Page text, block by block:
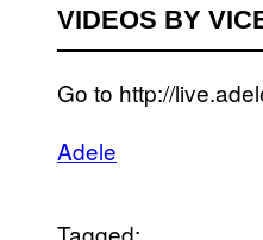
VIDEOS BY
Go to http://
Adele